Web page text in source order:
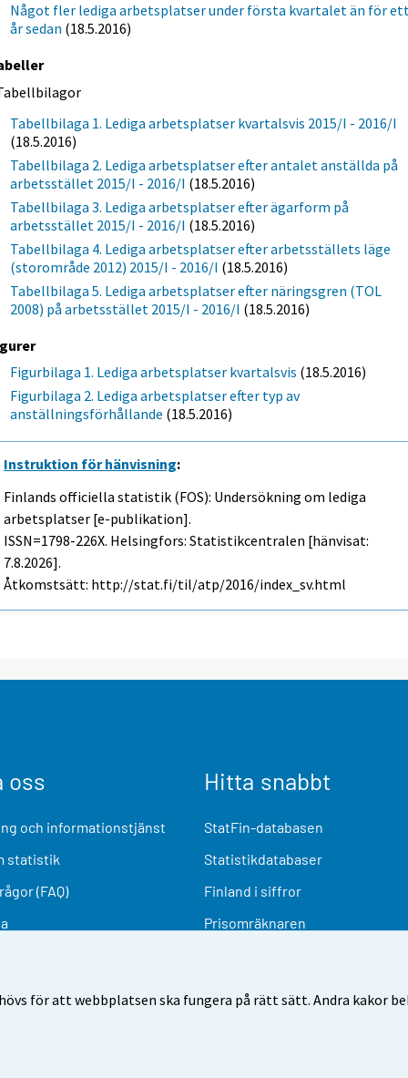
för att webbplatsen ska fungera på rätt sätt. Andra kakor
Något fler lediga arbetsplatser under första kvartalet än för
år sedan (18.5.2016)
Tabellbilaga 1. Lediga arbetsplatser kvartalsvis 2015/I - 2016/I
(18.5.2016)
Tabellbilaga 2. Lediga arbetsplatser efter antalet anställda på
arbetsstället 2015/I - 2016/I (18.5.2016)
Tabellbilaga 3. Lediga arbetsplatser efter ägarform på
arbetsstället 2015/I - 2016/I (18.5.2016)
Tabellbilaga 4. Lediga arbetsplatser efter arbetsställets läge
(storområde 2012) 2015/I - 2016/I (18.5.2016)
Tabellbilaga 5. Lediga arbetsplatser efter näringsgren (TOL
2008) på arbetsstället 2015/I - 2016/I (18.5.2016)
Figurbilaga 1. Lediga arbetsplatser kvartalsvis (18.5.2016)
Figurbilaga 2. Lediga arbetsplatser efter typ av
anställningsförhållande (18.5.2016)
Instruktion för hänvisning:
Finlands officiella statistik (FOS): Undersökning om lediga
arbetsplatser [e-publikation].
ISSN=1798-226X. Helsingfors: Statistikcentralen [hänvisat:
7.8.2026].
Åtkomstsätt: http://stat.fi/til/atp/2016/index_sv.html
oss
och informationstjänst
statistik
(FAQ)
Hitta snabbt
StatFin-databasen
Statistikdatabaser
Finland i siffror
Prisomräknaren